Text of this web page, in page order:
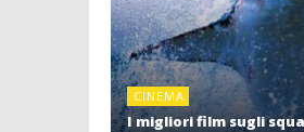
CINEMA
I migliori film sugli